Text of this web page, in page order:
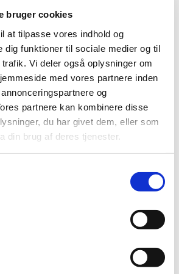
bruger cookies
at tilpasse vores indhold og
dig funktioner til sociale medier og til
Vi deler også oplysninger om
med vores partnere inden
og
partnere kan kombinere disse
du har givet dem, eller som
din brug af deres tjenester.
midler)
fra den europæiske
har koordinationsgruppen for
…
og chlormadinonacetat:
risiko for meningeom
for at udvikle meningeom (enkelt
Vigtigt at være opmærksom
i Danmark, er sikker og velundersøgt